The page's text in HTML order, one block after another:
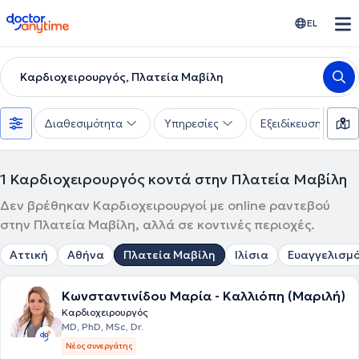
doctoranytime EL
Καρδιοχειρουργός, Πλατεία Μαβίλη
Διαθεσιμότητα Υπηρεσίες Εξειδίκευση
1 Καρδιοχειρουργός κοντά στην Πλατεία Μαβίλη
Δεν βρέθηκαν Καρδιοχειρουργοί με online ραντεβού
στην Πλατεία Μαβίλη, αλλά σε κοντινές περιοχές.
Αττική Αθήνα Πλατεία Μαβίλη Ιλίσια
Κωνσταντινίδου Μαρία - Καλλιόπη (Μαριλή)
Καρδιοχειρουργός
MD, PhD, MSc, Dr.
Νέος συνεργάτης